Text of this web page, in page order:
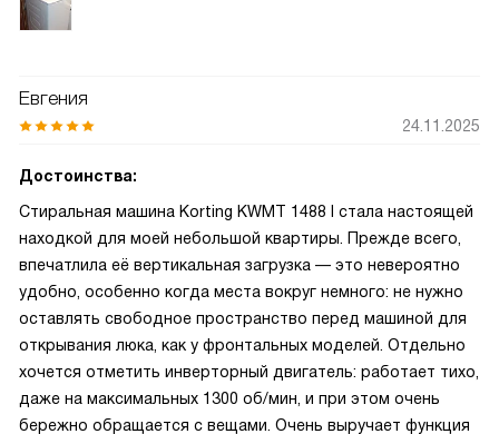
Евгения
24.11.2025
Достоинства:
Стиральная машина Korting KWMT 1488 I стала настоящей
находкой для моей небольшой квартиры. Прежде всего,
впечатлила её вертикальная загрузка — это невероятно
удобно, особенно когда места вокруг немного: не нужно
оставлять свободное пространство перед машиной для
открывания люка, как у фронтальных моделей. Отдельно
хочется отметить инверторный двигатель: работает тихо,
даже на максимальных 1300 об/мин, и при этом очень
бережно обращается с вещами. Очень выручает функция